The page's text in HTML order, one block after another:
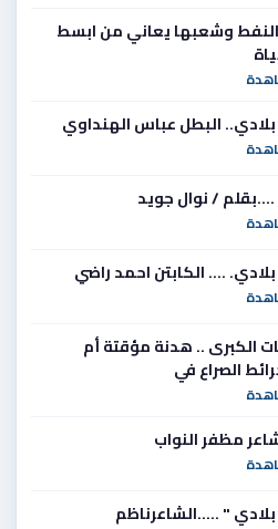
وشعبها يعاني من ابسط
البطل عباس الهنداوي
/ نوال جويد
.... الكابتن احمد راضي
الكبرى .. هدنة مؤقتة أم
الصراع في
مظفر النواب
" .....الشاعرناظم